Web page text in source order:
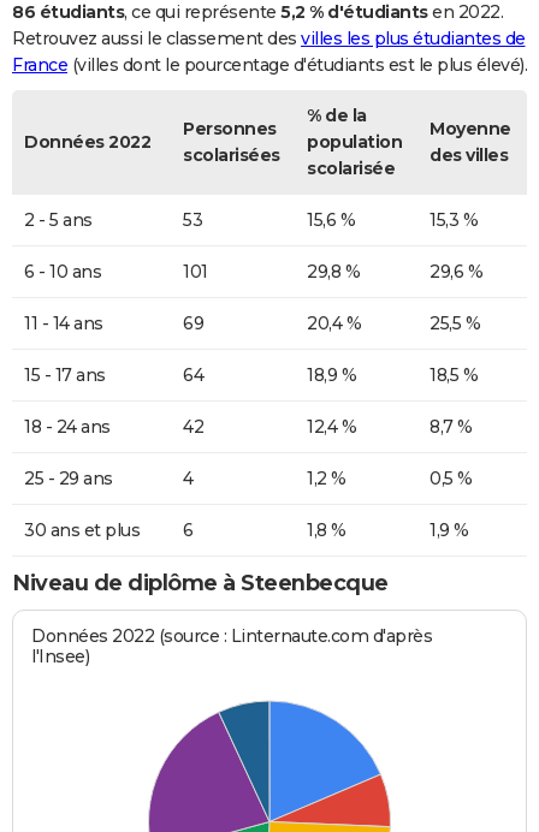
86 étudiants, ce qui représente 5,2 % d'étudiantsen 2022.
Retrouvez aussi le classement des villes les plus étudiantes de
France (villes dont le pourcentage d'étudiants est le plus élevé).
Données 2022
Personnes
scolarisées
% de la
population
scolarisée
Moyenne
des villes
2 - 5 ans 53 15,6 % 15,3 %
6 - 10 ans 101 29,8 % 29,6 %
11 - 14 ans 69 20,4 % 25,5 %
15 - 17 ans 64 18,9 % 18,5 %
18 - 24 ans 42 12,4 % 8,7 %
25 - 29 ans 4 1,2 % 0,5 %
30 ans et plus 6 1,8 % 1,9 %
Niveau de diplôme à Steenbecque
Données 2022 (source : Linternaute.com d'après
l'Insee)